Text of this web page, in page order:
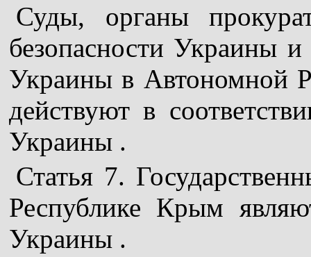
Суды, органы
безопасности Украины
Украины в Автономной
действуют в
Украины .
Статья 7.
Республике Крым
Украины .